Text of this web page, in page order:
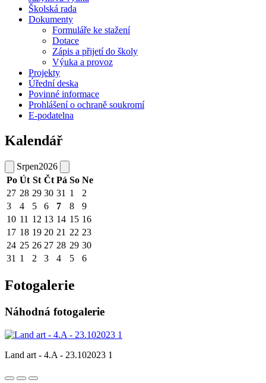
Školská rada
Dokumenty
Formuláře ke stažení
Dotace
Zápis a přijetí do školy
Výuka a provoz
Projekty
Úřední deska
Povinné informace
Prohlášení o ochraně soukromí
E-podatelna
Kalendář
Srpen2026
Po Út St Čt Pá So Ne
27 28 29 30 31 1
2
3
4 5 6 7 8
9
10 11 12 13 14 15 16
17 18 19 20 21 22 23
24 25 26 27 28 29 30
31 1 2 3 4 5 6
Fotogalerie
Náhodná fotogalerie
Land art - 4.A - 23.102023 1